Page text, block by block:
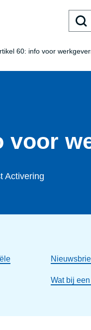
60: info voor
voor
Activering
Wat bij